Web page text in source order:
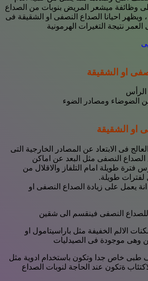
على وظائفة ميشعر المريض بنوبات من الصداع
، ويظهر احيانا الصداع النصفى او الشقيقة فى
نتيجة التغيرات الهرمونية
او الشقيقة
الرأس
عن الضوضاء ومصادر الضوء
او الشقيقة
فى الابتعاد عن المصادر الخارجية التى
الصداع النصفى مثل البعد عن اماكن
فترة طويلة امام التلفاز والاقلال من
لفترات طويلة.
يعمل على زيادة الصداع النصفى او
للصداع النصفى فينقسم الى شقين
الالم الخفيفة مثل باراسيتامول او
وهى موجودة فى الصيدليات
طبى خاص جدا وتكون باستخدام ادوية مثل
ةتكون عند الحاجة لنوبات الصداع